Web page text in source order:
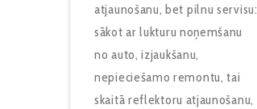
atjaunošanu, bet pilnu servisu:
sākot ar lukturu noņemšanu
no auto, izjaukšanu,
nepieciešamo remontu, tai
skaitā reflektoru atjaunošanu,